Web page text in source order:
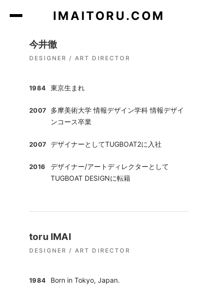
IMAITORU.COM
今井徹
DESIGNER / ART DIRECTOR
1984 東京生まれ
2007
多摩美術大学 情報デザイン学科 情報デザイ
ンコース卒業
2007 デザイナーとしてTUGBOAT2に入社
2016
デザイナー/アートディレクターとして
TUGBOAT DESIGNに転籍
toru IMAI
DESIGNER / ART DIRECTOR
1984 Born in Tokyo, Japan.